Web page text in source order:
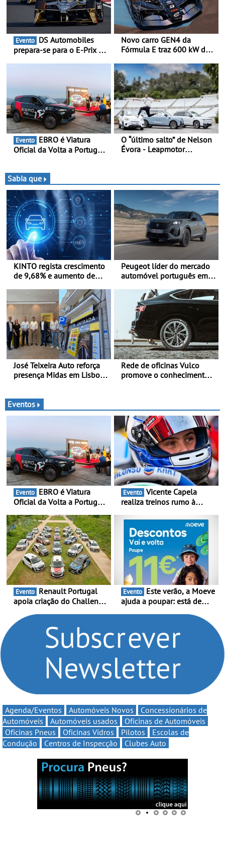
Evento
prepara-se para o E-Prix de
no campeonato
Novo carro GEN4 da
Fórmula E traz 600 kW de
de tração integral ao
programa de competição
elétrica da Nissan - São
600 kW (816 cv) e acelera
dos 0 aos 100 km/h em 1,8
segundos
Evento
Oficial da Volta a Portugal
da mítica prova de ciclismo
e leva a sua gama SUV
multi-energia às estradas
de Portugal
O “último salto” de Nelson
Évora - Leapmotor
Sabia que
KINTO regista crescimento
de 9,68% e aumento de
plug-in
Peugeot líder do mercado
automóvel português em
semestre
José Teixeira Auto reforça
presença Midas em Lisboa
nova unidade em Vialonga
Rede de oficinas Vulco
promove o conhecimento
Eventos
Evento
Oficial da Volta a Portugal
presença nacional ao lado
da mítica prova de ciclismo
e leva a sua gama SUV
multi-energia às estradas
de Portugal
Evento
realiza treinos rumo à
Portugal Karting e mira boa
estreia - O Campeonato
Portugal Karting 2026
decorre entre 1 de Março e
6 de Setembro
Evento
apoia criação do Challenge
compromisso com o
automobilismo nacional
continua em 2026
Evento
ajuda a poupar: está de
Volta” com descontos de
Agenda/Eventos Automóveis Novos
Concessionários de
Automóveis
Automóveis usados
Oficinas de Automóveis
Oficinas Pneus
Oficinas Vidros Pilotos
Escolas de
Condução
Centros de Inspecção Clubes Auto